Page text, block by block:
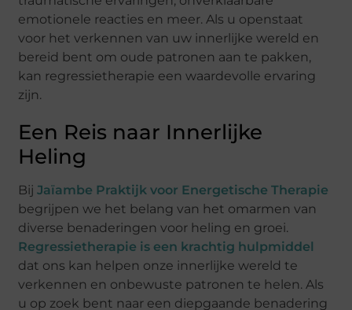
emotionele reacties en meer. Als u openstaat
voor het verkennen van uw innerlijke wereld en
bereid bent om oude patronen aan te pakken,
kan regressietherapie een waardevolle ervaring
zijn.
Een Reis naar Innerlijke
Heling
BijJaïambe Praktijk voor Energetische Therapie
begrijpen we het belang van het omarmen van
diverse benaderingen voor heling en groei.
Regressietherapie is een krachtig hulpmiddel
dat ons kan helpen onze innerlijke wereld te
verkennen en onbewuste patronen te helen. Als
u op zoek bent naar een diepgaande benadering